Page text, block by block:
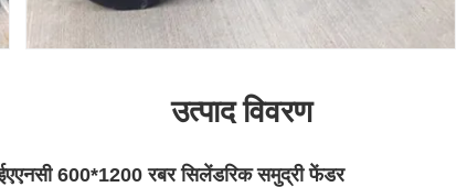
उत्पाद विवरण
600*1200 रबर सिलेंडरिक समुद्री फेंडर